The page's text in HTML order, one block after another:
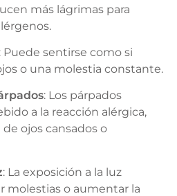
más lágrimas para
: Puede sentirse como si
o una molestia constante.
: Los párpados
a la reacción alérgica,
ojos cansados o
: La exposición a la luz
molestias o aumentar la